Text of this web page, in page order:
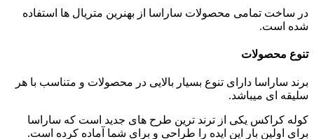
در ساخت تمامی محصولات ساراسا از بهنرین متریال ها استفاده
شده است.
تنوع محصولات
برند ساراسا دارای تنوع بسیار بالایی در محصولات و متناسب با هر
سلیقه ای میباشد.
کوله‌ کراکس یکی از ترند ترین طرح های جدید است که ساراسا
برای اولین بار این ایده را طراحی و برای شما آماده کرده است.